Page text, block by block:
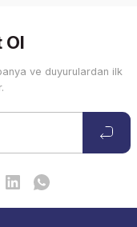
Ol
ve duyurulardan ilk